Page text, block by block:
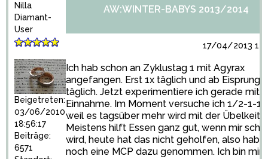
Nilla
Diamant-
User
Beigetreten:
03/06/2010
18:56:17
Beiträge:
6571
AW:WINTER-BABYS 2013/2014
17/04/2013
Ich hab schon an Zyklustag 1 mit Agyrax
angefangen. Erst 1x täglich und ab Eisprung
täglich. Jetzt experimentiere ich gerade mit
Einnahme. Im Moment versuche ich 1/2-1-
weil es tagsüber mehr wird mit der Übelkeit.
Meistens hilft Essen ganz gut, wenn mir
wird, heute hat das nicht geholfen, also hab
noch eine MCP dazu genommen. Ich bin mir